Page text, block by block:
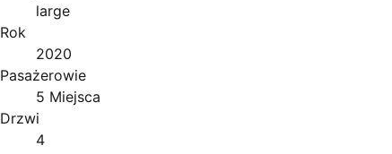
large
Rok
2020
Pasażerowie
5 Miejsca
Drzwi
4